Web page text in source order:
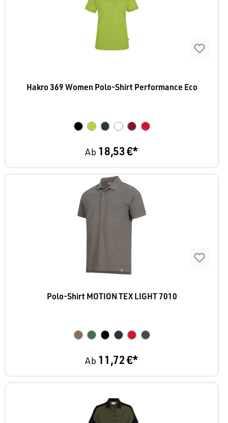
Hakro 369 Women Polo-Shirt Performance Eco
Ab 18,53 €*
Polo-Shirt MOTION TEX LIGHT 7010
Ab 11,72 €*